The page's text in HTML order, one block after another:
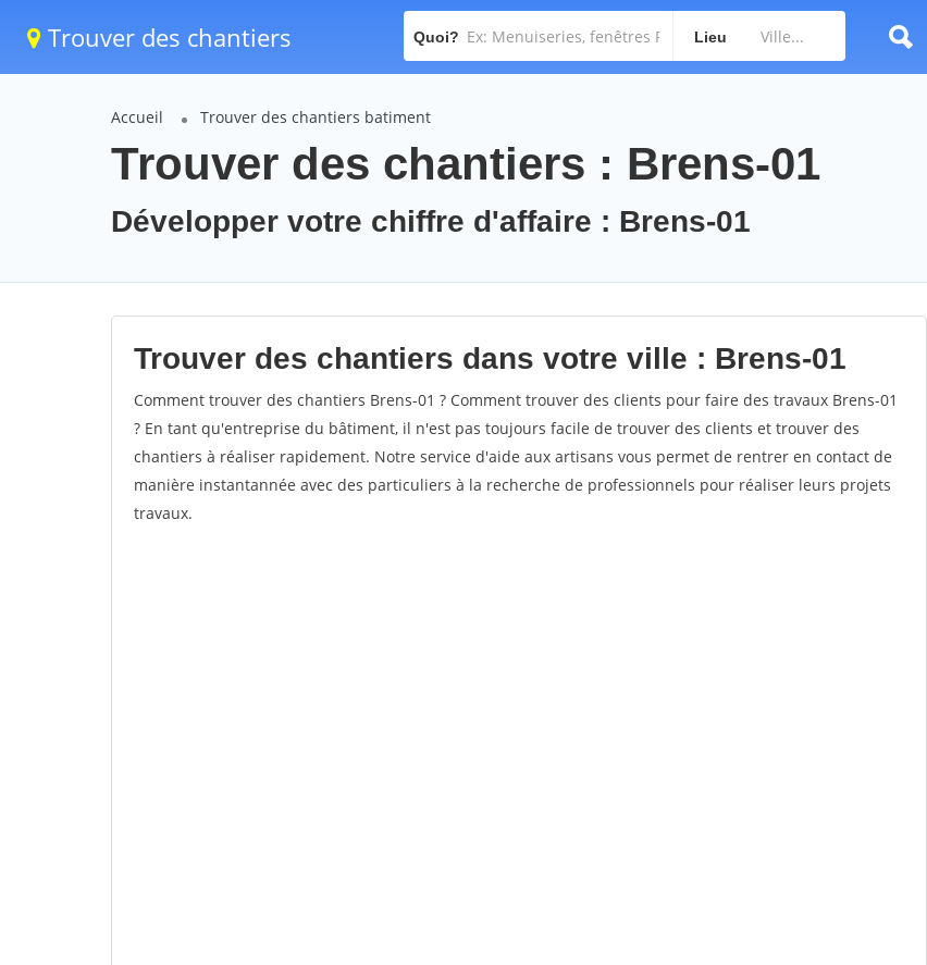
Trouver des chantiers Quoi? Lieu
Accueil Trouver des chantiers batiment
Trouver des chantiers : Brens-01
Développer votre chiffre d'affaire : Brens-01
Trouver des chantiers dans votre ville : Brens-01
Comment trouver des chantiers Brens-01 ? Comment trouver des clients pour faire des travaux Brens-01
? En tant qu'entreprise du bâtiment, il n'est pas toujours facile de trouver des clients et trouver des
chantiers à réaliser rapidement. Notre service d'aide aux artisans vous permet de rentrer en contact de
manière instantannée avec des particuliers à la recherche de professionnels pour réaliser leurs projets
travaux.